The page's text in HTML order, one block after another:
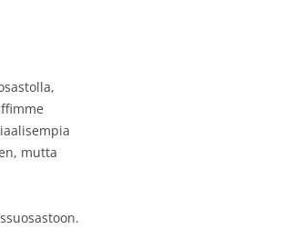
mutta